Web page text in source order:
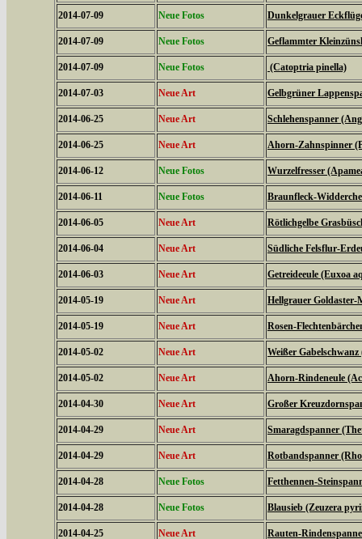
2014-07-09 Neue Fotos Dunkelgrauer
2014-07-09 Neue Fotos Geflammter
2014-07-09 Neue Fotos (Catoptria pinella)
2014-07-03 Neue Art Gelbgrüner
2014-06-25 Neue Art Schlehenspanner
2014-06-25 Neue Art Ahorn-Zahnspinner
2014-06-12 Neue Fotos Wurzelfresser
2014-06-11 Neue Fotos Braunfleck-
2014-06-05 Neue Art Rötlichgelbe
2014-06-04 Neue Art Südliche Felsflur-
2014-06-03 Neue Art Getreideeule (Euxoa
2014-05-19 Neue Art Hellgrauer
2014-05-19 Neue Art Rosen-
2014-05-02 Neue Art Weißer
2014-05-02 Neue Art Ahorn-Rindeneule
2014-04-30 Neue Art Großer
2014-04-29 Neue Art Smaragdspanner
2014-04-29 Neue Art Rotbandspanner
2014-04-28 Neue Fotos Fetthennen-
2014-04-28 Neue Fotos Blausieb (Zeuzera
2014-04-25 Neue Art Rauten-